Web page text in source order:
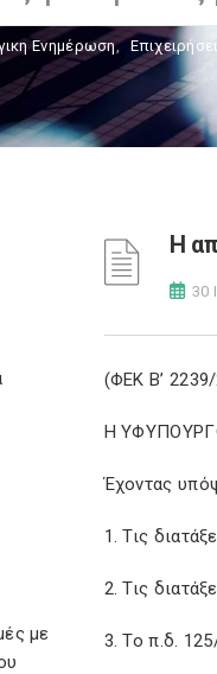
Ενημέρωση,
με
Η
30
(ΦΕΚ Β’
Η
Έχοντας
1. Τις
2. Τις
3. Το π.δ.